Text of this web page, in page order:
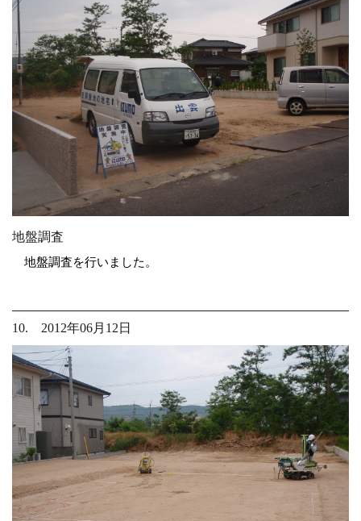
地盤調査
地盤調査を行いました。
10. 2012年06月12日